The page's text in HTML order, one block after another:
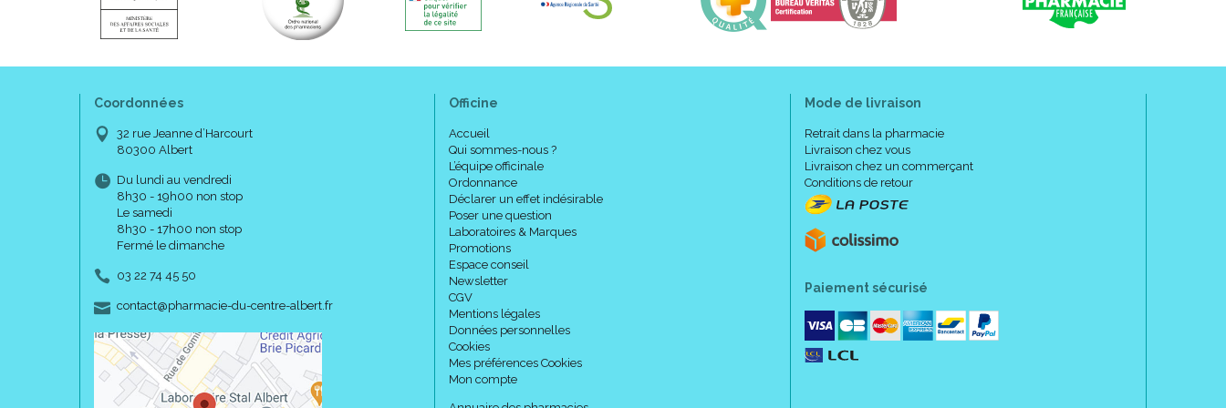
Dimensions : 7 x 10 cm.
Conditionnement : sachet pelable, boîte carton de 16 pansements.
12.5 x 12.5 cm, boite de 10 pansements.
Précautions d' emploi :
Coordonnées
32 rue Jeanne d’Harcourt
80300 Albert
Du lundi au vendredi
8h30 - 19h00 non stop
Le samedi
8h30 - 17h00 non stop
Fermé le dimanche
03 22 74 45 50
contact-
@-
pharmacie-du-centre-albert.fr
Officine
Accueil
Qui sommes-nous ?
L’équipe officinale
Ordonnance
Déclarer un effet indésirable
Poser une question
Laboratoires & Marques
Promotions
Espace conseil
Newsletter
CGV
Mentions légales
Données personnelles
Cookies
Mes préférences Cookies
Mon compte
Mode de livraison
Retrait dans la pharmacie
Livraison chez vous
Livraison chez un commerçant
Conditions de retour
Paiement sécurisé